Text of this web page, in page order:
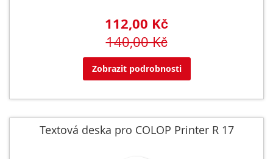
112,00 Kč
140,00 Kč
Zobrazit podrobnosti
Textová deska pro COLOP Printer R 17